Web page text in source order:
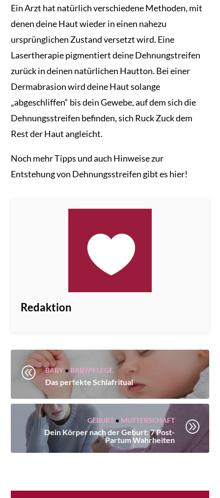
Ein Arzt hat natürlich verschiedene Methoden, mit
denen deine Haut wieder in einen nahezu
ursprünglichen Zustand versetzt wird. Eine
Lasertherapie pigmentiert deine Dehnungstreifen
zurück in deinen natürlichen Hautton. Bei einer
Dermabrasion wird deine Haut solange
„abgeschliffen“ bis dein Gewebe, auf dem sich die
Dehnungsstreifen befinden, sich Ruck Zuck dem
Rest der Haut angleicht.
Noch mehr Tipps und auch Hinweise zur
Entstehung von Dehnungsstreifen gibt es hier!
Redaktion
@ BABY • BABYPFLEGE
Das perfekte Schlafritual
GEBURT• MUTTERSCHAFT
Dein Körper nach der Geburt: 7 Post-
Partum Wahrheiten
A